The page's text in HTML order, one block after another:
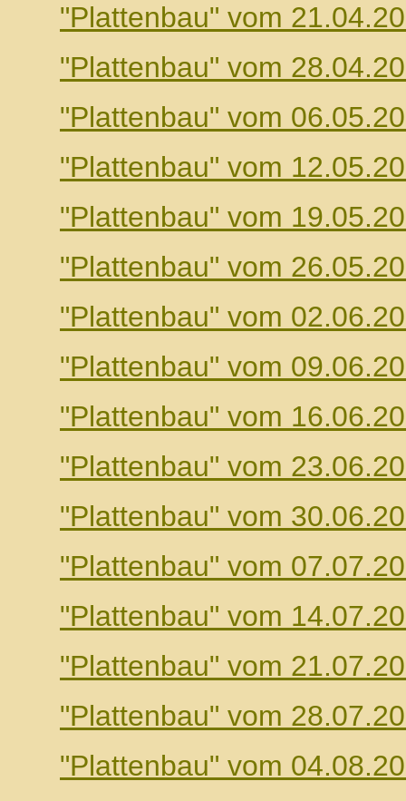
"Plattenbau" vom
"Plattenbau" vom
"Plattenbau" vom
"Plattenbau" vom
"Plattenbau" vom
"Plattenbau" vom
"Plattenbau" vom
"Plattenbau" vom
"Plattenbau" vom
"Plattenbau" vom
"Plattenbau" vom
"Plattenbau" vom
"Plattenbau" vom
"Plattenbau" vom
"Plattenbau" vom
"Plattenbau" vom